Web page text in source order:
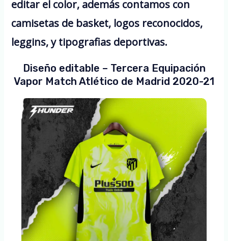
editar el color, además contamos con
camisetas de basket, logos reconocidos,
leggins, y tipografias deportivas.
Diseño editable – Tercera Equipación
Vapor Match Atlético de Madrid 2020-21